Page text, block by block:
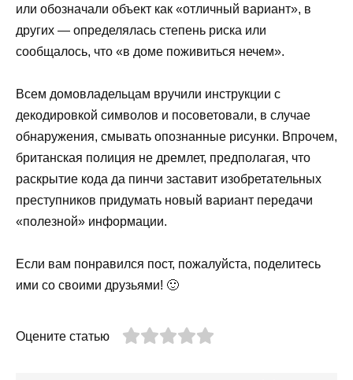
или обозначали объект как «отличный вариант», в
других — определялась степень риска или
сообщалось, что «в доме поживиться нечем».
Всем домовладельцам вручили инструкции с
декодировкой символов и посоветовали, в случае
обнаружения, смывать опознанные рисунки. Впрочем,
британская полиция не дремлет, предполагая, что
раскрытие кода да пинчи заставит изобретательных
преступников придумать новый вариант передачи
«полезной» информации.
Если вам понравился пост, пожалуйста, поделитесь
ими со своими друзьями! 🙂
Оцените статью